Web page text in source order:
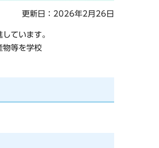
更新日：2026年2月26日
ています。
物等を学校